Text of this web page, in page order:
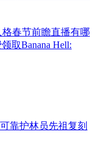
春节前瞻直播有哪
取Banana Hell:
靠护林员先祖复刻